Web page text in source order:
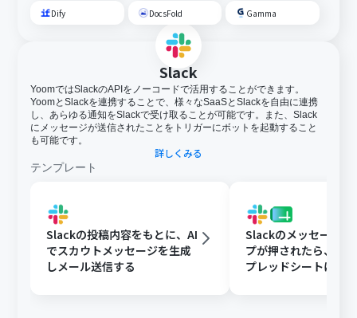
Dify DocsFold Gamma
Slack
YoomではSlackのAPIをノーコードで活用することができます。
YoomとSlackを連携することで、様々なSaaSとSlackを自由に連携
し、あらゆる通知をSlackで受け取ることが可能です。また、Slack
にメッセージが送信されたことをトリガーにボットを起動すること
も可能です。
詳しくみる
テンプレート
Slackの投稿内容をもとに、AI
でスカウトメッセージを生成
しメール送信する
Slackのメッセージに
プが押されたら、
プレッドシートにメ